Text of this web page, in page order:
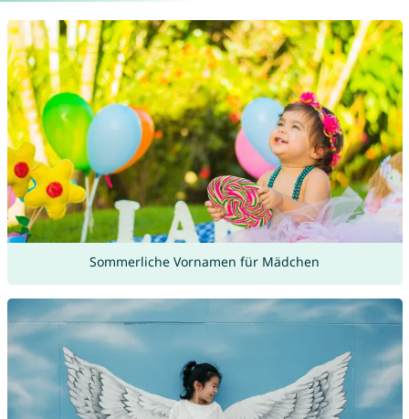
Sommerliche Vornamen für Mädchen